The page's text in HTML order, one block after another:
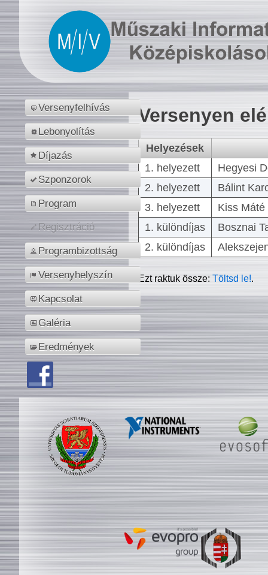
Versenyfelhívás
Lebonyolítás
Díjazás
Szponzorok
Program
Regisztráció
Programbizottság
Versenyhelyszín
Kapcsolat
Galéria
Eredmények
Versenyen
Helyezések
1. helyezett
Hegyesi
2. helyezett
Bálint
3. helyezett
Kiss
1. különdíjas
Bosznai
2. különdíjas
Ezt raktuk össze:Töltsd le!.